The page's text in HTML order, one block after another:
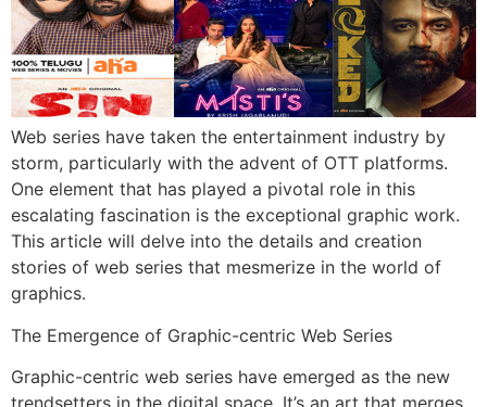
Web series have taken the entertainment industry by
storm, particularly with the advent of OTT platforms.
One element that has played a pivotal role in this
escalating fascination is the exceptional graphic work.
This article will delve into the details and creation
stories of web series that mesmerize in the world of
graphics.
The Emergence of Graphic-centric Web Series
Graphic-centric web series have emerged as the new